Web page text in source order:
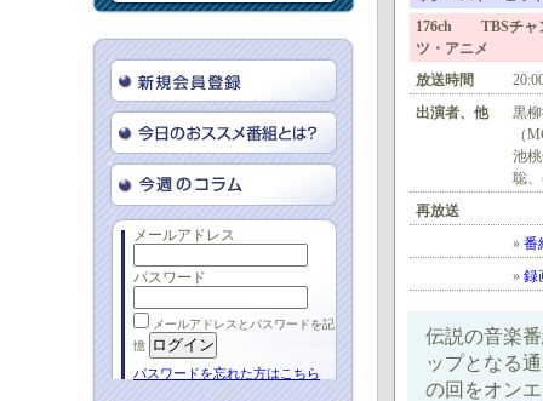
メールアドレス
パスワード
メールアドレスとパスワードを記
憶
パスワードを忘れた方はこちら
176ch TBSチャ
ツ・アニメ
放送時間
出演者、他
黒
（
池
聡
再放送
» 番
» 録
伝説の音楽
ップとなる
の回をオン